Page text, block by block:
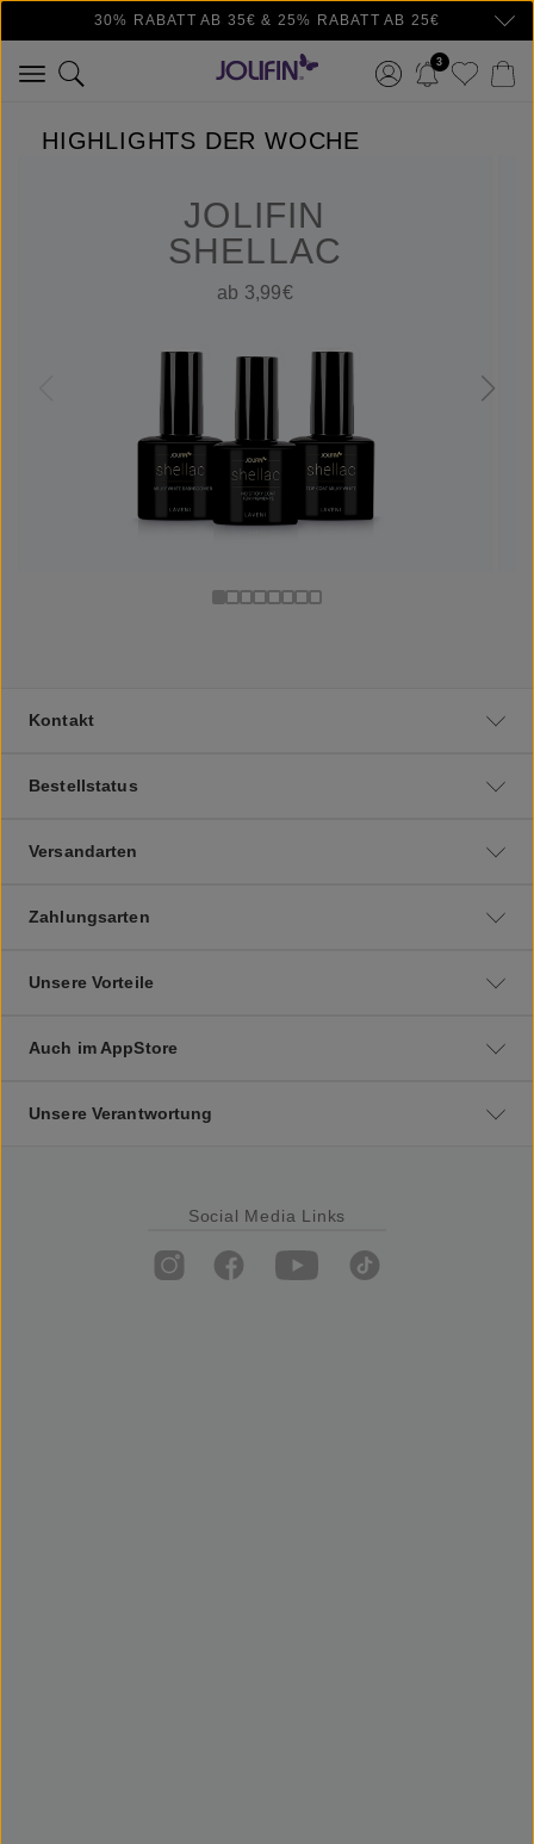
Zum Hauptinhalt springen
30% RABATT AB 35€ & 25% RABATT AB 25€
3
HIGHLIGHTS DER WOCHE
JOLIFIN
SHELLAC
ab 3,99€
Kontakt
Bestellstatus
Versandarten
Zahlungsarten
Unsere Vorteile
Auch im AppStore
Unsere Verantwortung
Social Media Links